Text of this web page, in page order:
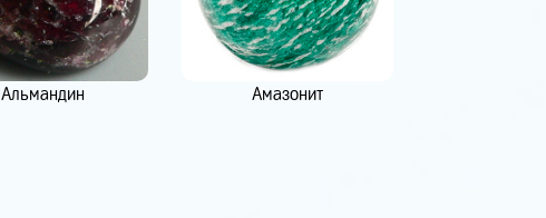
Альмандин Амазонит